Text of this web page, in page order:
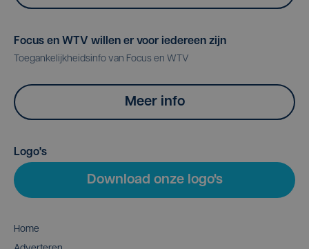
Focus en WTV willen er voor iedereen zijn
Toegankelijkheidsinfo van Focus en WTV
Meer info
Logo's
Download onze logo's
Home